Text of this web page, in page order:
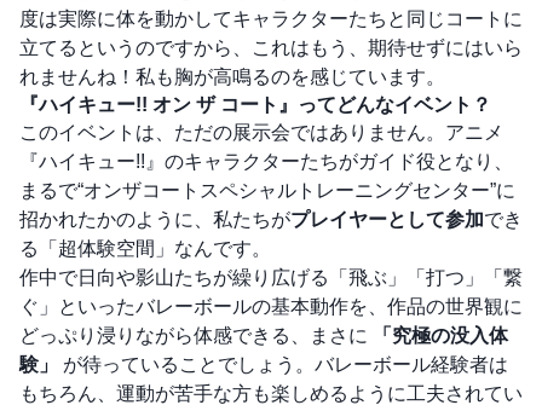
度は実際に体を動かしてキャラクターたちと同じコートに
立てるというのですから、これはもう、期待せずにはいら
れませんね！私も胸が高鳴るのを感じています。
『ハイキュー!! オン ザ コート』ってどんなイベント？
このイベントは、ただの展示会ではありません。アニメ
『ハイキュー!!』のキャラクターたちがガイド役となり、
まるで“オンザコートスペシャルトレーニングセンター”に
招かれたかのように、私たちがプレイヤーとして参加でき
る「超体験空間」なんです。
作中で日向や影山たちが繰り広げる「飛ぶ」「打つ」「繋
ぐ」といったバレーボールの基本動作を、作品の世界観に
どっぷり浸りながら体感できる、まさに
「究極の没入体
験」
が待っていることでしょう。バレーボール経験者は
もちろん、運動が苦手な方も楽しめるように工夫されてい